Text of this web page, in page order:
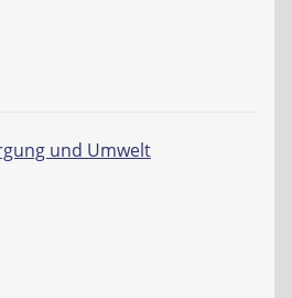
und Umwelt